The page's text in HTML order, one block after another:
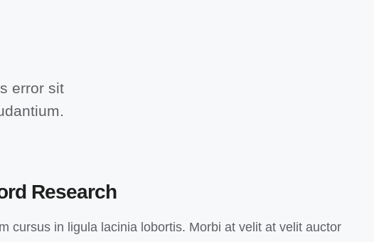
error sit
Research
cursus in ligula lacinia lobortis. Morbi at velit at velit auctor